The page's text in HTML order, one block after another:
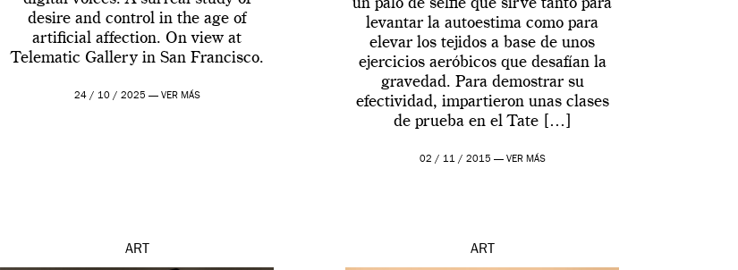
desire and control in the age of
artificial affection. On view at
Telematic Gallery in San Francisco.
24 / 10 / 2025 — VER MÁS
un palo de selfie que sirve tanto para
levantar la autoestima como para
elevar los tejidos a base de unos
ejercicios aeróbicos que desafían la
gravedad. Para demostrar su
efectividad, impartieron unas clases
de prueba en el Tate […]
02 / 11 / 2015 — VER MÁS
ART ART